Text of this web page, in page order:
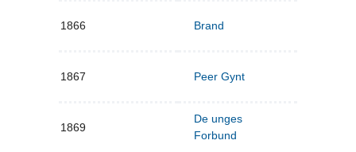
1866 Brand
1867 Peer Gynt
1869
De unges
Forbund